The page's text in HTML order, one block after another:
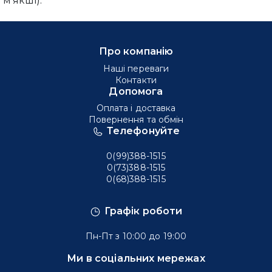
Графік роботи
Пн-Пт з 10:00 до 19:00
Ми в соціальних мережах
Телефонуйте
0(99)388-1515
0(73)388-1515
0(68)388-1515
Про компанію
Наші переваги
Контакти
Допомога
Оплата і доставка
Повернення та обмін